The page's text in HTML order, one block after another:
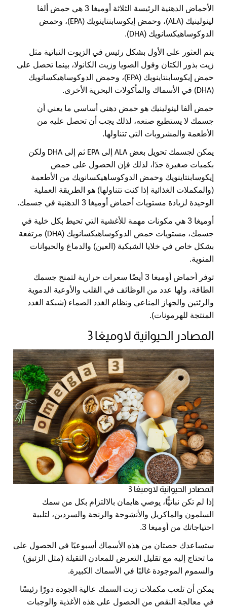
الأحماض الدهنية الرئيسة الثلاثة أوميغا 3 هي حمض ألفا
لينولينيك (ALA)، وحمض إيكوسابنتاينويك (EPA)، وحمض
الدوكوساهيكسانويك (DHA
).
يتم العثور على الأول بشكل رئيس في الزيوت النباتية مثل
زيت بذور الكتان وفول الصويا وزيت الكانولا، بينما تحصل على
حمض إيكوسابنتاينويك (EPA)، وحمض الدوكوساهيكسانويك
(
DHA) في الأسماك والمأكولات البحرية الأخرى.
حمض ألفا لينولينيك هو حمض دهني أساسي ما يعني أن
جسمك لا يستطيع صنعه، لذلك يجب أن تحصل عليه من
الأطعمة والمشروبات التي تتناولها.
يمكن لجسمك تحويل بعض ALA إلى EPA ثم إلى DHA ولكن
بكميات صغيرة جدًا، لذلك فإن الحصول على حمض
إيكوسابنتاينويك وحمض الدوكوساهيكسانويك من الأطعمة
(والمكملات الغذائية إذا كنت تتناولها) هو الطريقة العملية
الوحيدة لزيادة مستويات أحماض أوميغا 3 الدهنية في جسمك.
أوميغا 3 هي مكونات مهمة للأغشية التي تحيط بكل خلية في
جسمك، مستويات حمض الدوكوساهيكسانويك (DHA) مرتفعة
بشكل خاص في خلايا الشبكية (العين) والدماغ والحيوانات
المنوية.
توفر أحماض أوميغا 3 أيضًا سعرات حرارية لتمنح جسمك
الطاقة، ولها عدد من الوظائف في القلب والأوعية الدموية
والرئتين والجهاز المناعي ونظام الغدد الصماء (شبكة الغدد
المنتجة للهرمونات).
المصادر الحيوانية لاوميغا 3
المصادر الحيوانية لاوميغا 3
إذا لم تكن نباتيًّا، يوصي هايمان بالالتزام بكل من سمك
السلمون والماكريل والأنشوجة والرنجة والسردين، لتلبية
احتياجاتك من أوميغا 3.
ستساعدك حصتان من هذه الأسماك أسبوعيًا في الحصول على
ما تحتاج إليه مع تقليل التعرض للمعادن الثقيلة (مثل الزئبق)
والسموم الموجودة غالبًا في الأسماك الكبيرة.
يمكن أن تلعب مكملات زيت السمك عالية الجودة دورًا رئيسًا
في معالجة النقص من الحصول على هذه الأغذية والوجبات